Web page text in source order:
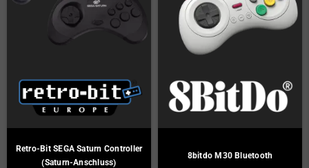
Retro-Bit SEGA Saturn Controller
(Saturn-Anschluss)
8bitdo M30 Bluetooth